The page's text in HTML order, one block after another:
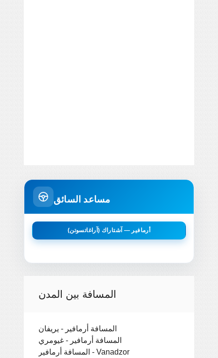
مساعد السائق
أرمافير — آشتاراك (آراغاتسوتن)
المسافة بين المدن
المسافة أرمافير - يريفان
المسافة أرمافير - غيومري
المسافة أرمافير - Vanadzor